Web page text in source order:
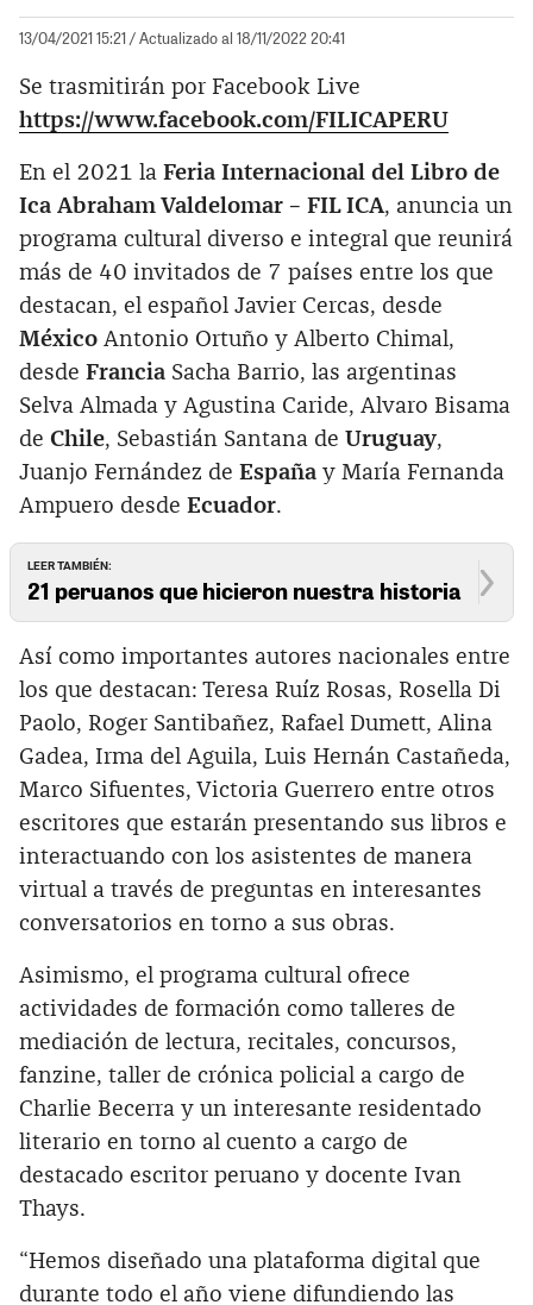
13/04/2021 15:21 / Actualizado al 18/11/2022 20:41
Se trasmitirán por Facebook Live
https://www.facebook.com/FILICAPERU
En el 2021 la Feria Internacional del Libro de
Ica Abraham Valdelomar – FIL ICA, anuncia un
programa cultural diverso e integral que reunirá
más de 40 invitados de 7 países entre los que
destacan, el español Javier Cercas, desde
México Antonio Ortuño y Alberto Chimal,
desde Francia Sacha Barrio, las argentinas
Selva Almada y Agustina Caride, Alvaro Bisama
de Chile, Sebastián Santana de Uruguay,
Juanjo Fernández de España y María Fernanda
Ampuero desde Ecuador.
LEER TAMBIÉN:
21 peruanos que hicieron nuestra historia
Así como importantes autores nacionales entre
los que destacan: Teresa Ruíz Rosas, Rosella Di
Paolo, Roger Santibañez, Rafael Dumett, Alina
Gadea, Irma del Aguila, Luis Hernán Castañeda,
Marco Sifuentes, Victoria Guerrero entre otros
escritores que estarán presentando sus libros e
interactuando con los asistentes de manera
virtual a través de preguntas en interesantes
conversatorios en torno a sus obras.
Asimismo, el programa cultural ofrece
actividades de formación como talleres de
mediación de lectura, recitales, concursos,
fanzine, taller de crónica policial a cargo de
Charlie Becerra y un interesante residentado
literario en torno al cuento a cargo de
destacado escritor peruano y docente Ivan
Thays.
“Hemos diseñado una plataforma digital que
durante todo el año viene difundiendo las